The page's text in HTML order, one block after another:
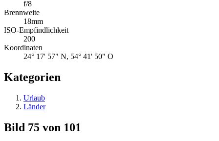
f/8
Brennweite
18mm
ISO-Empfindlichkeit
200
Koordinaten
24° 17' 57" N, 54° 41' 50" O
Kategorien
Urlaub
Länder
Bild 75 von 101